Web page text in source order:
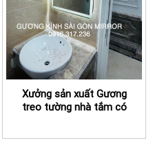
Xưởng sản xuất Gương
treo tường nhà tắm có